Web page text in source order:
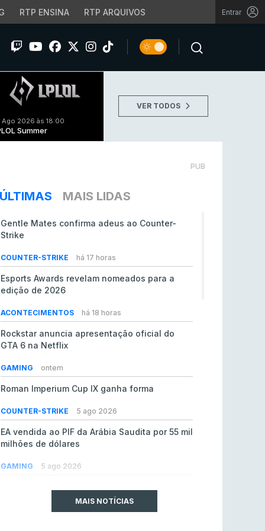
RTP ENSINA RTP ARQUIVOS Entrar
Ago 2026 às 18:00
Summer
VER TODOS
PUB
ÚLTIMAS MAIS LIDAS
Gentle Mates confirma adeus ao Counter-
Strike
COUNTER-STRIKE há 17 horas
Esports Awards revelam nomeados para a
edição de 2026
ACONTECIMENTOS há 18 horas
Rockstar anuncia apresentação oficial do
GTA 6 na Netflix
GAMING ontem
Roman Imperium Cup IX ganha forma
COUNTER-STRIKE 5 ago 2026
EA vendida ao PIF da Arábia Saudita por 55 mil
milhões de dólares
GAMING 5 ago 2026
MAIS NOTÍCIAS